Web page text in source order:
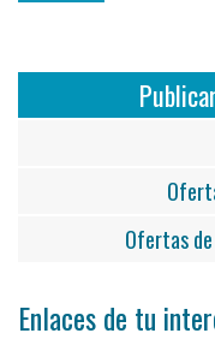
Ofertas
Enlaces de tu